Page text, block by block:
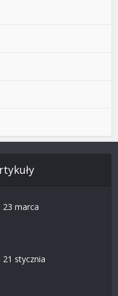
23 marca
21 stycznia